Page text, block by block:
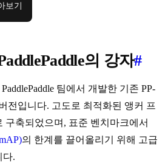
보기
의 강자#
팀에서 개발한 기존 PP-
전입니다. 고도로 최적화된 앵커 프
구축되었으며, 표준 벤치마크에서
의 한계를 끌어올리기 위해 고급
다.